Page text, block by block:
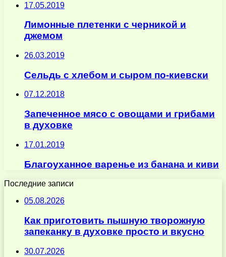
17.05.2019
Лимонные плетенки с черникой и
джемом
26.03.2019
Сельдь с хлебом и сыром по-киевски
07.12.2018
Запеченное мясо с овощами и грибами
в духовке
17.01.2019
Благоуханное варенье из банана и киви
Последние записи
05.08.2026
Как приготовить пышную творожную
запеканку в духовке просто и вкусно
30.07.2026